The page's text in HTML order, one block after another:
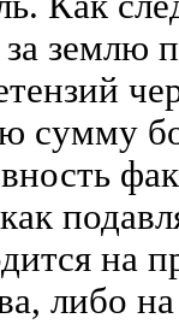
землю
сумму
на
либо